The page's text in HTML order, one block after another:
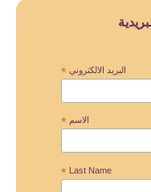
البريد الالكتروني *
الاسم *
Last Name
*